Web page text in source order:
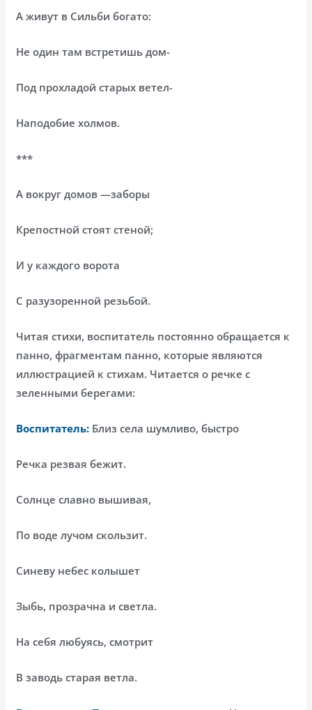
А живут в Сильби богато:
Не один там встретишь дом-
Под прохладой старых ветел-
Наподобие холмов.
***
А вокруг домов —заборы
Крепостной стоят стеной;
И у каждого ворота
С разузоренной резьбой.
Читая стихи, воспитатель постоянно обращается к
панно, фрагментам панно, которые являются
иллюстрацией к стихам. Читается о речке с
зеленными берегами:
Воспитатель: Близ села шумливо, быстро
Речка резвая бежит.
Солнце славно вышивая,
По воде лучом скользит.
Синеву небес колышет
Зыбь, прозрачна и светла.
На себя любуясь, смотрит
В заводь старая ветла.